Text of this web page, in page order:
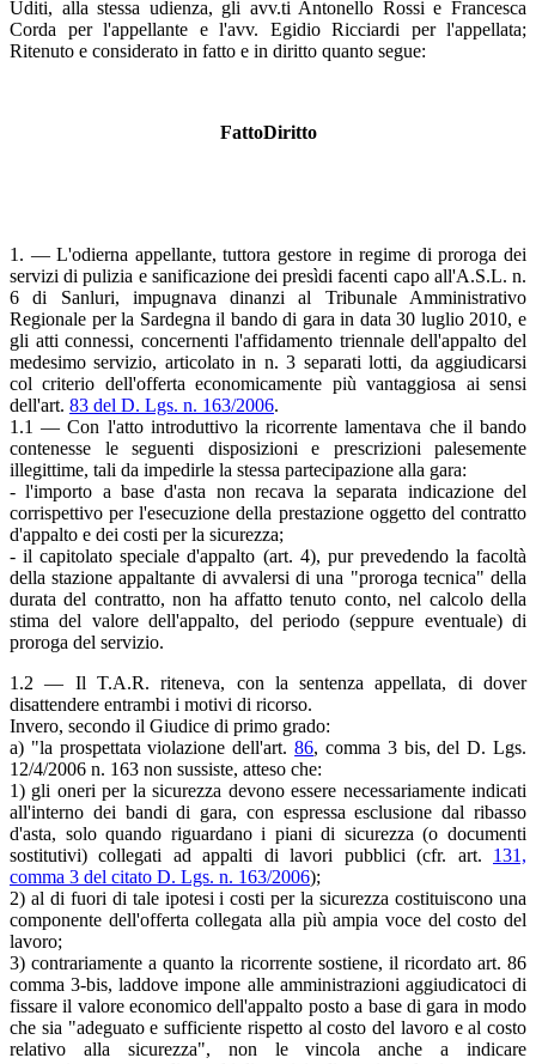
Uditi, alla stessa udienza, gli avv.ti Antonello Rossi e Francesca
Corda per l'appellante e l'avv. Egidio Ricciardi per l'appellata;
Ritenuto e considerato in fatto e in diritto quanto segue:
FattoDiritto
1. — L'odierna appellante, tuttora gestore in regime di proroga dei
servizi di pulizia e sanificazione dei presìdi facenti capo all'A.S.L. n.
6 di Sanluri, impugnava dinanzi al Tribunale Amministrativo
Regionale per la Sardegna il bando di gara in data 30 luglio 2010, e
gli atti connessi, concernenti l'affidamento triennale dell'appalto del
medesimo servizio, articolato in n. 3 separati lotti, da aggiudicarsi
col criterio dell'offerta economicamente più vantaggiosa ai sensi
dell'art. 83 del D. Lgs. n. 163/2006.
1.1 — Con l'atto introduttivo la ricorrente lamentava che il bando
contenesse le seguenti disposizioni e prescrizioni palesemente
illegittime, tali da impedirle la stessa partecipazione alla gara:
- l'importo a base d'asta non recava la separata indicazione del
corrispettivo per l'esecuzione della prestazione oggetto del contratto
d'appalto e dei costi per la sicurezza;
- il capitolato speciale d'appalto (art. 4), pur prevedendo la facoltà
della stazione appaltante di avvalersi di una "proroga tecnica" della
durata del contratto, non ha affatto tenuto conto, nel calcolo della
stima del valore dell'appalto, del periodo (seppure eventuale) di
proroga del servizio.
1.2 — Il T.A.R. riteneva, con la sentenza appellata, di dover
disattendere entrambi i motivi di ricorso.
Invero, secondo il Giudice di primo grado:
a) "la prospettata violazione dell'art.86, comma 3 bis, del D. Lgs.
12/4/2006 n. 163 non sussiste, atteso che:
1) gli oneri per la sicurezza devono essere necessariamente indicati
all'interno dei bandi di gara, con espressa esclusione dal ribasso
d'asta, solo quando riguardano i piani di sicurezza (o documenti
sostitutivi) collegati ad appalti di lavori pubblici (cfr. art. 131,
comma 3 del citato D. Lgs. n. 163/2006);
2) al di fuori di tale ipotesi i costi per la sicurezza costituiscono una
componente dell'offerta collegata alla più ampia voce del costo del
lavoro;
3) contrariamente a quanto la ricorrente sostiene, il ricordato art. 86
comma 3-bis, laddove impone alle amministrazioni aggiudicatoci di
fissare il valore economico dell'appalto posto a base di gara in modo
che sia "adeguato e sufficiente rispetto al costo del lavoro e al costo
relativo alla sicurezza", non le vincola anche a indicare